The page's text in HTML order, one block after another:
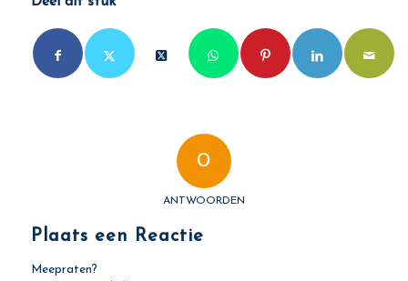
0
ANTWOORDEN
Plaats een Reactie
Meepraten?